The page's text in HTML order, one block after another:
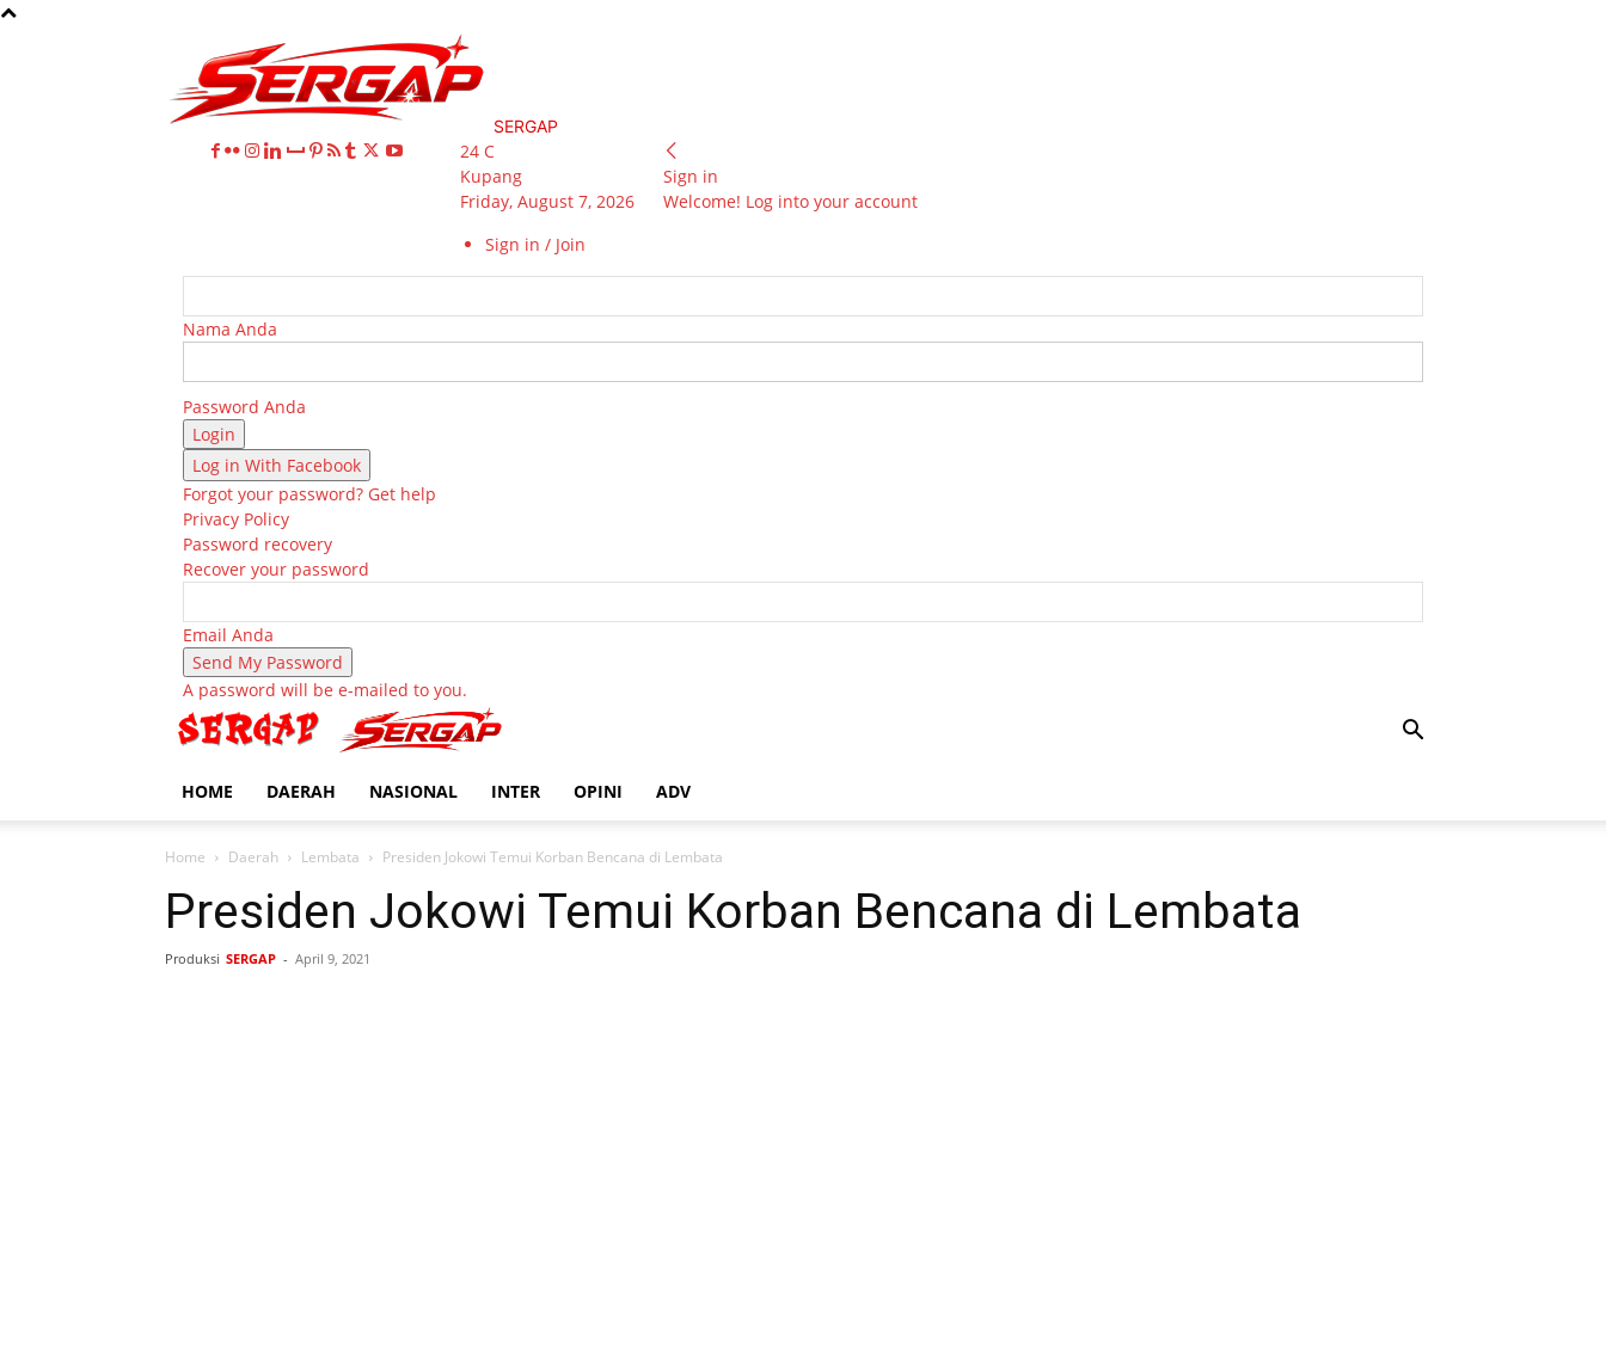
SERGAP
24 C
Kupang
Friday, August 7, 2026
Sign in / Join
Sign in
Welcome! Log into your account
Nama Anda
Password Anda
Log in With Facebook
Forgot your password? Get help
Privacy Policy
Password recovery
Recover your password
Email Anda
A password will be e-mailed to you.
HOME DAERAH NASIONAL INTER OPINI ADV
Home Daerah Lembata Presiden Jokowi Temui Korban Bencana di Lembata
Presiden Jokowi Temui Korban Bencana di Lembata
Produksi SERGAP - April 9, 2021